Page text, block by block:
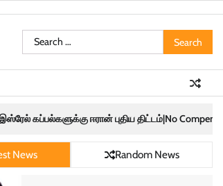
Search
for:
திட்டம்|No Compensation? Iran May Block
News Random News